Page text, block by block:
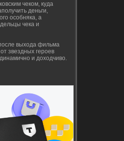
чеком, куда
деньги,
особняка, а
чека и
выхода фильма
звездных героев
и доходчиво.